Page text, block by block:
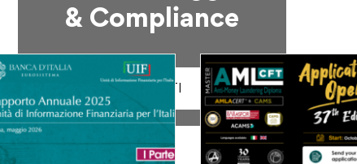
& Compliance
ISCRIVITI